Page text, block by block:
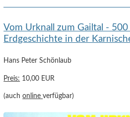
Vom Urknall zum Gailtal -
Erdgeschichte in der
Hans Peter Schönlaub
Preis: 10,00 EUR
(auchonlineverfügbar)